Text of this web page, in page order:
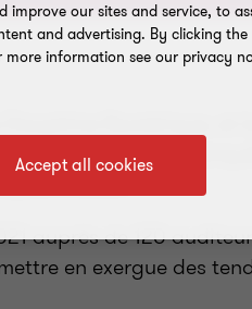
Numérique, et le
une nouvelle
d’audit.
auprès de 120
en exergue des
our sites and service, to
and advertising. By clicking
information see our privacy
Accept all cookies